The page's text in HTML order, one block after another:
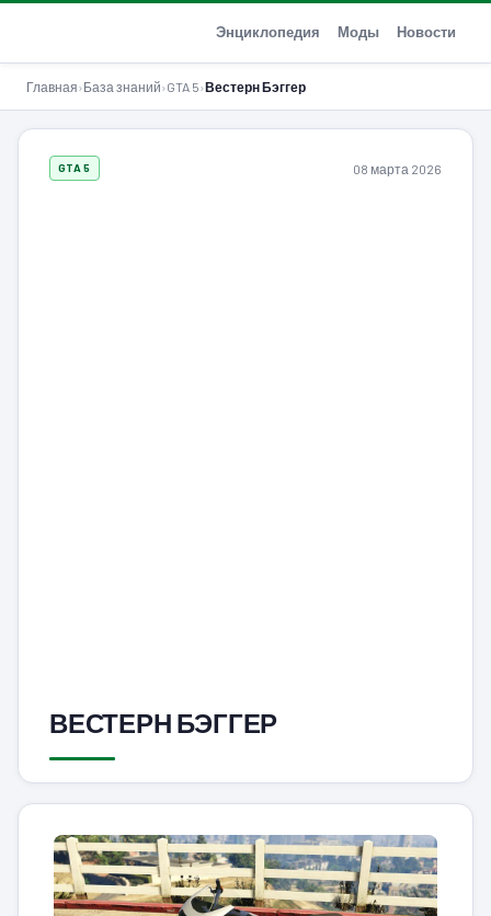
Энциклопедия Моды Новости
Главная›База знаний›GTA 5›Вестерн Бэггер
GTA 5 08 марта 2026
ВЕСТЕРН БЭГГЕР